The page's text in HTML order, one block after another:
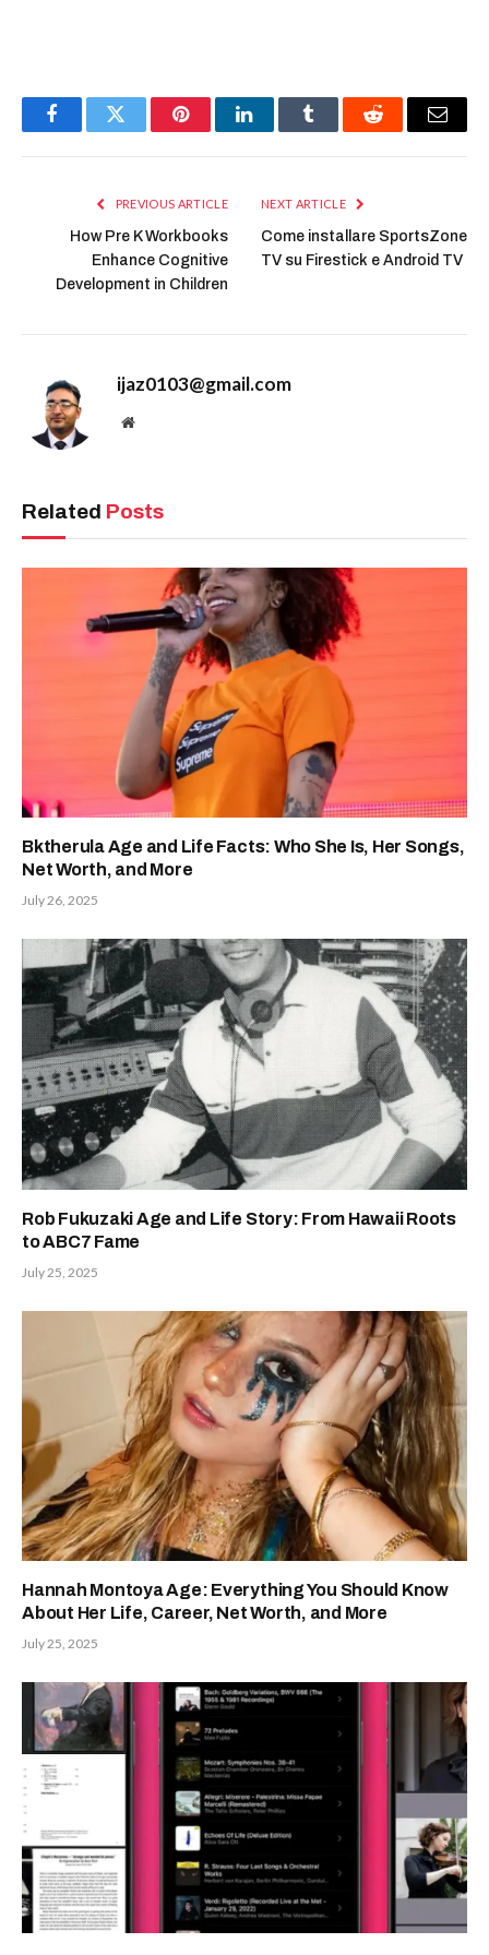
FacebookTwitter PinterestLinkedInTumblr Reddit Email
PREVIOUS ARTICLE
How Pre K Workbooks
Enhance Cognitive
Development in Children
NEXT ARTICLE
Come installare SportsZone
TV su Firestick e Android TV
ijaz0103@gmail.com
Website
Related Posts
Bktherula Age and Life Facts: Who She Is, Her Songs,
Net Worth, and More
July 26, 2025
Rob Fukuzaki Age and Life Story: From Hawaii Roots
to ABC7 Fame
July 25, 2025
Hannah Montoya Age: Everything You Should Know
About Her Life, Career, Net Worth, and More
July 25, 2025